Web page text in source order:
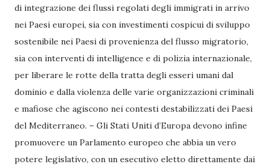
di integrazione dei flussi regolati degli immigrati in arrivo
nei Paesi europei, sia con investimenti cospicui di sviluppo
sostenibile nei Paesi di provenienza del flusso migratorio,
sia con interventi di intelligence e di polizia internazionale,
per liberare le rotte della tratta degli esseri umani dal
dominio e dalla violenza delle varie organizzazioni criminali
e mafiose che agiscono nei contesti destabilizzati dei Paesi
del Mediterraneo. – Gli Stati Uniti d’Europa devono infine
promuovere un Parlamento europeo che abbia un vero
potere legislativo, con un esecutivo eletto direttamente dai